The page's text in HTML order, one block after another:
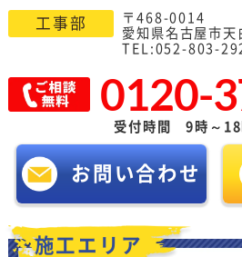
工事部
〒468-0014
愛知県名古屋市
TEL:052-803-
0120-
受付時間 9時～
お問い合わせ
施工エリア